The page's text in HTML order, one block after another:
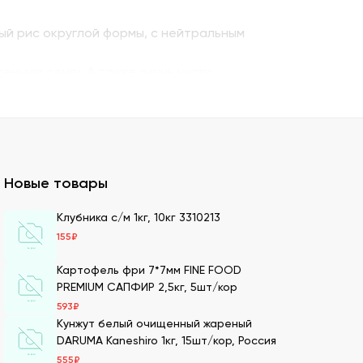
рис округлой формы, с нейтральным
семгу. А также окунь унаги,
– для последнего штриха к оформлению.
суши оптом – кунжутные семена в разной
оптовой партией в нашей компании.
20-летний опыт в этой сфере, поэтому
Новые товары
Клубника с/м 1кг, 10кг 3310213
155₽
Картофель фри 7*7мм FINE FOOD
PREMIUM САПФИР 2,5кг, 5шт/кор
593₽
Кунжут белый очищенный жареный
DARUMA Kaneshiro 1кг, 15шт/кор, Россия
555₽